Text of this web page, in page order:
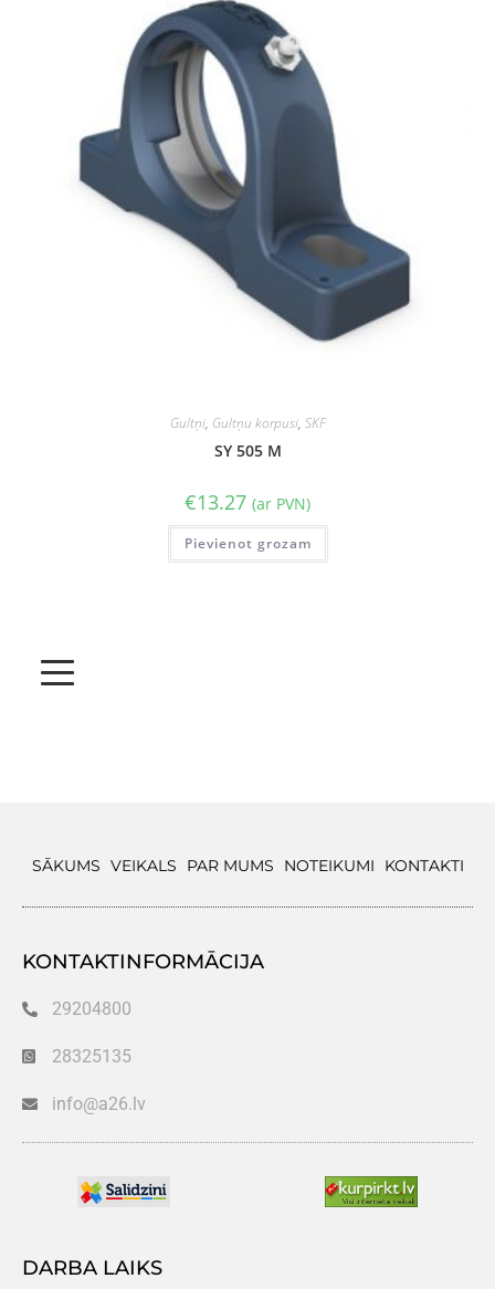
Gultņi, Gultņu korpusi, SKF
SY 505 M
€13.27 (ar PVN)
Pievienot grozam
SĀKUMS VEIKALS PAR MUMS NOTEIKUMI KONTAKTI
KONTAKTINFORMĀCIJA
29204800
28325135
info@a26.lv
DARBA LAIKS